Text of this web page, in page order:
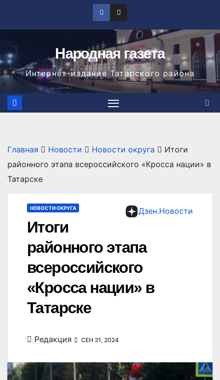
Народная газета
Интернет-издание Татарского района
Главная Новости Новости округа
Итоги
районного этапа всероссийского «Кросса нации» в
Татарске
Дзен.Новости
НОВОСТИ ОКРУГА
Итоги
районного этапа
всероссийского
«Кросса нации» в
Татарске
Редакция СЕН 21, 2024